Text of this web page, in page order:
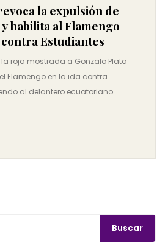
la expulsión de
habilita al Flamengo
Estudiantes
la roja mostrada a Gonzalo Plata
Flamengo en la ida contra
al delantero ecuatoriano
llegó después de la
club brasileño. El caso generó
del árbitro y la tensión entre